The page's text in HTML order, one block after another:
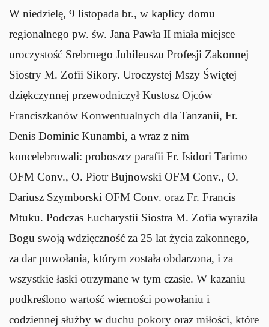
W niedzielę, 9 listopada br., w kaplicy domu
regionalnego pw. św. Jana Pawła II miała miejsce
uroczystość Srebrnego Jubileuszu Profesji Zakonnej
Siostry M. Zofii Sikory. Uroczystej Mszy Świętej
dziękczynnej przewodniczył Kustosz Ojców
Franciszkanów Konwentualnych dla Tanzanii, Fr.
Denis Dominic Kunambi, a wraz z nim
koncelebrowali: proboszcz parafii Fr. Isidori Tarimo
OFM Conv., O. Piotr Bujnowski OFM Conv., O.
Dariusz Szymborski OFM Conv. oraz Fr. Francis
Mtuku. Podczas Eucharystii Siostra M. Zofia wyraziła
Bogu swoją wdzięczność za 25 lat życia zakonnego,
za dar powołania, którym została obdarzona, i za
wszystkie łaski otrzymane w tym czasie. W kazaniu
podkreślono wartość wierności powołaniu i
codziennej służby w duchu pokory oraz miłości, które